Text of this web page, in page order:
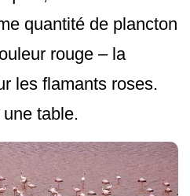
quantité de plancton
rouge – la
les flamants roses.
table.